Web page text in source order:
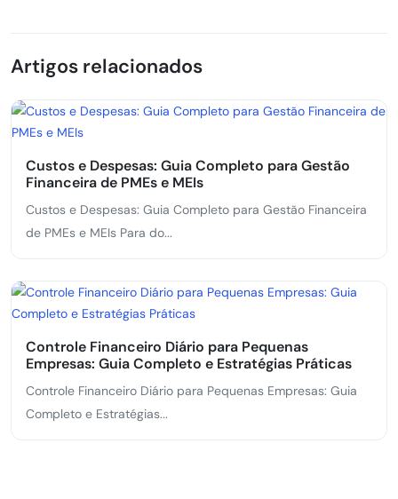
Artigos relacionados
Custos e Despesas: Guia Completo para Gestão
Financeira de PMEs e MEIs
Custos e Despesas: Guia Completo para Gestão Financeira
de PMEs e MEIs Para do...
Controle Financeiro Diário para Pequenas
Empresas: Guia Completo e Estratégias Práticas
Controle Financeiro Diário para Pequenas Empresas: Guia
Completo e Estratégias...